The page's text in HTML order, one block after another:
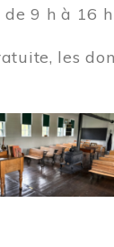
9 h à 16 h
les